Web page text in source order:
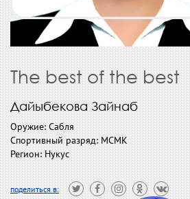
The best of the best
Дайыбекова Зайнаб
Оружие: Сабля
Спортивный разряд: МСМК
Регион: Нукус
поделиться в: